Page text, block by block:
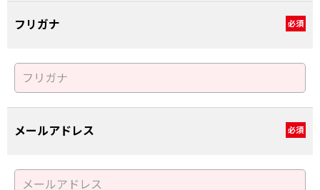
フリガナ 必須
メールアドレス 必須